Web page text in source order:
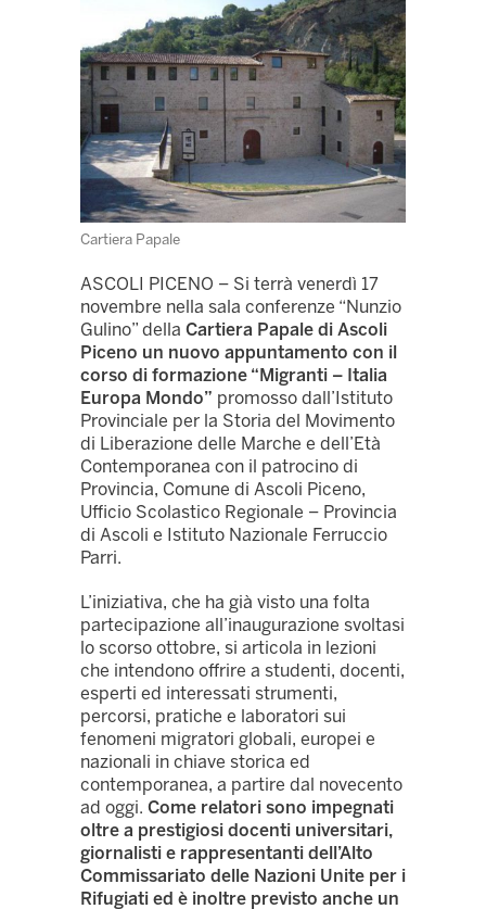
Cartiera Papale
ASCOLI PICENO – Si terrà venerdì 17
novembre nella sala conferenze “Nunzio
Gulino” della Cartiera Papale di Ascoli
Piceno un nuovo appuntamento con il
corso di formazione “Migranti – Italia
Europa Mondo” promosso dall’Istituto
Provinciale per la Storia del Movimento
di Liberazione delle Marche e dell’Età
Contemporanea con il patrocino di
Provincia, Comune di Ascoli Piceno,
Ufficio Scolastico Regionale – Provincia
di Ascoli e Istituto Nazionale Ferruccio
Parri.
L’iniziativa, che ha già visto una folta
partecipazione all’inaugurazione svoltasi
lo scorso ottobre, si articola in lezioni
che intendono offrire a studenti, docenti,
esperti ed interessati strumenti,
percorsi, pratiche e laboratori sui
fenomeni migratori globali, europei e
nazionali in chiave storica ed
contemporanea, a partire dal novecento
ad oggi. Come relatori sono impegnati
oltre a prestigiosi docenti universitari,
giornalisti e rappresentanti dell’Alto
Commissariato delle Nazioni Unite per i
Rifugiati ed è inoltre previsto anche un